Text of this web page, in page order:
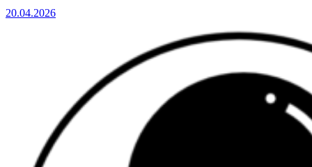
20.04.2026